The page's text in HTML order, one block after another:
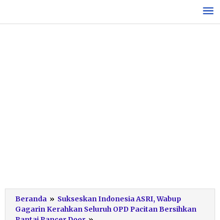
konten
Beranda » Sukseskan Indonesia ASRI, Wabup
Gagarin Kerahkan Seluruh OPD Pacitan Bersihkan